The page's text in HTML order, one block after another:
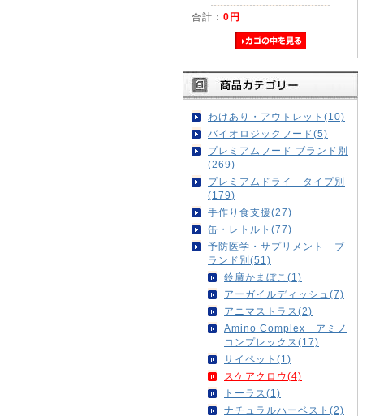
合計： 0円
わけあり・アウトレット(10)
バイオロジックフード(5)
プレミアムフード ブランド別
(269)
プレミアムドライ タイプ別
(179)
手作り食支援(27)
缶・レトルト(77)
予防医学・サプリメント ブ
ランド別(51)
鈴廣かまぼこ(1)
アーガイルディッシュ(7)
アニマストラス(2)
Amino Complex アミノ
コンプレックス(17)
サイペット(1)
スケアクロウ(4)
トーラス(1)
ナチュラルハーベスト(2)